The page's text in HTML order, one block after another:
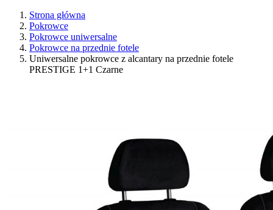
Strona główna
Pokrowce
Pokrowce uniwersalne
Pokrowce na przednie fotele
Uniwersalne pokrowce z alcantary na przednie fotele
PRESTIGE 1+1 Czarne